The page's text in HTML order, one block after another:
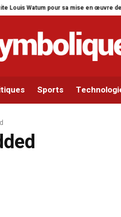
pour sa mise en œuvre de son initiative
Sports